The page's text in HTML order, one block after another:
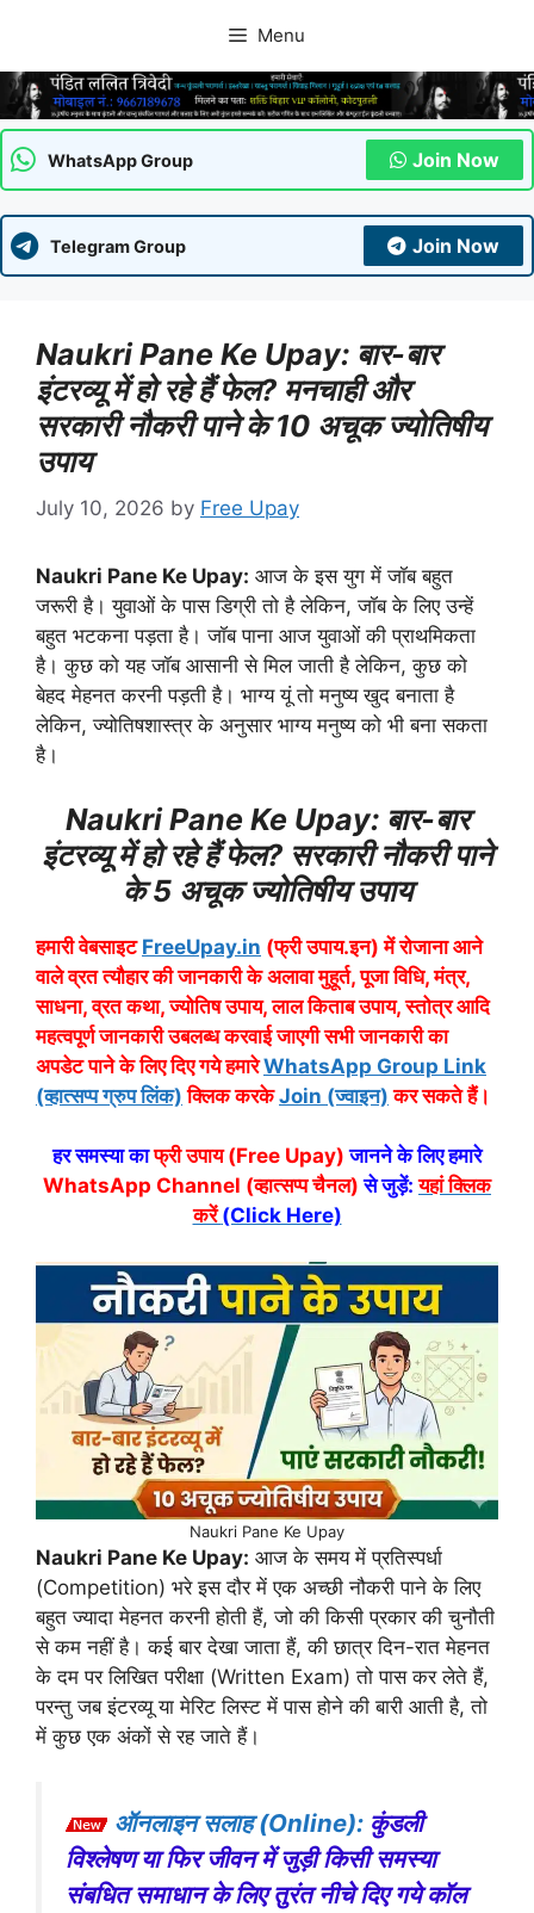
content
Menu
WhatsApp Group Join Now
Telegram Group Join Now
Naukri Pane Ke Upay: बार-बार
इंटरव्यू में हो रहे हैं फेल? मनचाही और
सरकारी नौकरी पाने के 10 अचूक ज्योतिषीय
उपाय
July 10, 2026 by Free Upay
Naukri Pane Ke Upay: आज के इस युग में जॉब बहुत
जरूरी है। युवाओं के पास डिग्री तो है लेकिन, जॉब के लिए उन्हें
बहुत भटकना पड़ता है। जॉब पाना आज युवाओं की प्राथमिकता
है। कुछ को यह जॉब आसानी से मिल जाती है लेकिन, कुछ को
बेहद मेहनत करनी पड़ती है। भाग्य यूं तो मनुष्य खुद बनाता है
लेकिन, ज्योतिषशास्त्र के अनुसार भाग्य मनुष्य को भी बना सकता
है।
Naukri Pane Ke Upay: बार-बार
इंटरव्यू में हो रहे हैं फेल? सरकारी नौकरी पाने
के 5 अचूक ज्योतिषीय उपाय
हमारी वेबसाइट FreeUpay.in (फ्री उपाय.इन) में रोजाना आने
वाले व्रत त्यौहार की जानकारी के अलावा मुहूर्त, पूजा विधि, मंत्र,
साधना, व्रत कथा, ज्योतिष उपाय, लाल किताब उपाय, स्तोत्र आदि
महत्वपूर्ण जानकारी उबलब्ध करवाई जाएगी सभी जानकारी का
अपडेट पाने के लिए दिए गये हमारेWhatsApp Group Link
(व्हात्सप्प ग्रुप लिंक) क्लिक करकेJoin (ज्वाइन) कर सकते हैं।
हर समस्या काफ्री उपाय (Free Upay) जानने के लिए हमारे
WhatsApp Channel (व्हात्सप्प चैनल) से जुड़ें:यहां क्लिक
करें(Click Here)
Naukri Pane Ke Upay
Naukri Pane Ke Upay: आज के समय में प्रतिस्पर्धा
(Competition) भरे इस दौर में एक अच्छी नौकरी पाने के लिए
बहुत ज्यादा मेहनत करनी होती हैं, जो की किसी प्रकार की चुनौती
से कम नहीं है। कई बार देखा जाता हैं, की छात्र दिन-रात मेहनत
के दम पर लिखित परीक्षा (Written Exam) तो पास कर लेते हैं,
परन्तु जब इंटरव्यू या मेरिट लिस्ट में पास होने की बारी आती है, तो
में कुछ एक अंकों से रह जाते हैं।
ऑनलाइन सलाह (Online): कुंडली
विश्लेषण या फिर जीवन में जुड़ी किसी समस्या
संबधित समाधान के लिए तुरंत नीचे दिए गये कॉल